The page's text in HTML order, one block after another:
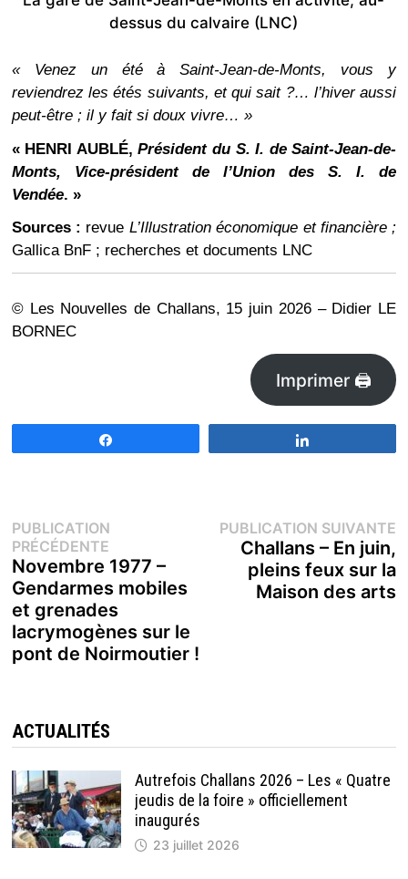
dessus du calvaire (LNC)
« Venez un été à Saint-Jean-de-Monts, vous y
reviendrez les étés suivants, et qui sait ?… l’hiver aussi
peut-être ; il y fait si doux vivre… »
« HENRI AUBLÉ,Président du S. I. de Saint-Jean-de-
Monts, Vice-président de l’Union des S. I. de
Vendée. »
Sources : revue L’Illustration économique et financière ;
Gallica BnF ; recherches et documents LNC
© Les Nouvelles de Challans, 15 juin 2026 – Didier LE
BORNEC
Imprimer 🖨
Navigation
de
l’article
PUBLICATION
PRÉCÉDENTEPublication
précédente :
Novembre 1977 –
Gendarmes mobiles
et grenades
lacrymogènes sur le
pont de Noirmoutier !
PUBLICATION SUIVANTE
Challans – En juin,
pleins feux sur la
Maison des arts
ACTUALITÉS
Autrefois Challans 2026 – Les « Quatre
jeudis de la foire » officiellement
inaugurés
23 juillet 2026